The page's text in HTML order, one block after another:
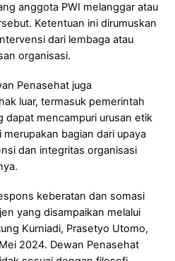
anggota PWI melanggar atau
Ketentuan ini dirumuskan
dari lembaga atau
organisasi.
Penasehat juga
luar, termasuk pemerintah
dapat mencampuri urusan etik
merupakan bagian dari upaya
dan integritas organisasi
keberatan dan somasi
yang disampaikan melalui
Kurniadi, Prasetyo Utomo,
2024. Dewan Penasehat